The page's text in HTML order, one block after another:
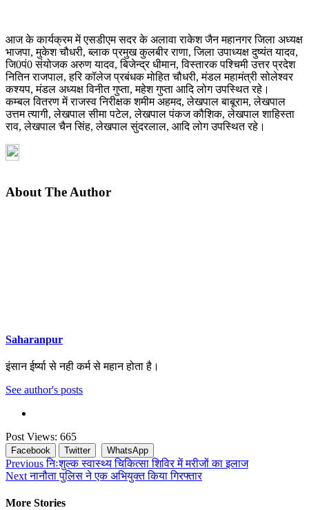
आज के कार्यक्रम में एसडीएम सदर के अलावा राकेश जैन महानगर जिला अध्यक्ष
भाजपा, मुकेश चौधरी, ब्लाक प्रमुख कुलबीर राणा, जिला उपाध्यक्ष दुष्यंत यादव,
जि0पं0 संयोजक अरुण यादव, बिजेन्द्र धीमान, विस्तारक पश्चिमी उत्तर प्रदेश
नितिन राजपाल, हरि कॉलेज प्रबंधक मोहित चौधरी, मंडल महामंत्री सोलेश्वर
कश्यप, मंडल अध्यक्ष विनीत गुप्ता, महेश गुप्ता आदि लोग उपस्थित रहे।
कम्बल वितरण में राजस्व निरीक्षक शमीम अहमद, लेखपाल बाबूराम, लेखपाल
उत्तम त्यागी, लेखपाल सीमा पटेल, लेखपाल पंकज कौशिक, लेखपाल शाहिस्ता
राव, लेखपाल चैन सिंह, लेखपाल सुंदरलाल, आदि लोग उपस्थित रहे।
About The Author
Saharanpur
इंसान ईर्ष्या से नही कर्म से महान होता है।
See author's posts
Post Views: 665
Facebook Twitter WhatsApp
Continue
Reading
Previousनिःशुल्क स्वास्थ्य चिकित्सा शिविर में मरीजों का इलाज
Nextनानौता पुलिस ने एक अभियुक्त किया गिरफ्तार
More Stories